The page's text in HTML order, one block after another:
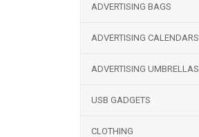
ADVERTISING BAGS
ADVERTISING CALENDARS
ADVERTISING UMBRELLAS
USB GADGETS
CLOTHING